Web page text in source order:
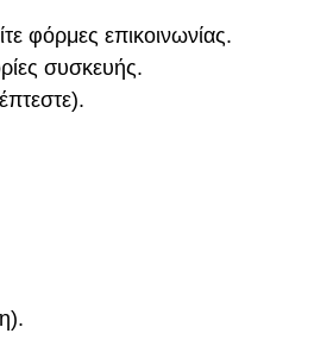
φόρμες επικοινωνίας.
συσκευής.